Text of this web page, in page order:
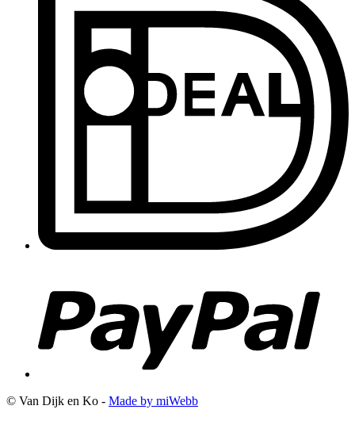
© Van Dijk en Ko - Made by miWebb